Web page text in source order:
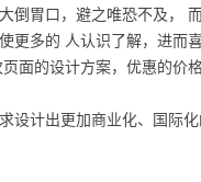
胃口，避之唯恐不及，
更多的 人认识了解，进而
面的设计方案，优惠的价
计出更加商业化、国际化